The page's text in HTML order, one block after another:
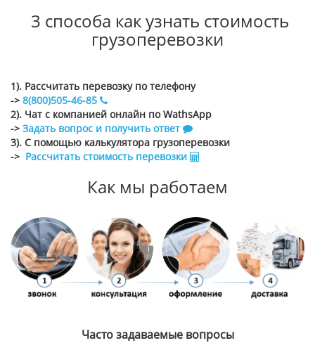
3 способа как узнать стоимость
грузоперевозки
1). Рассчитать перевозку по телефону
-> 8(800)505-46-85
2). Чат с компанией онлайн по WathsApp
-> Задать вопрос и получить ответ
3). С помощью калькулятора грузоперевозки
-> Рассчитать стоимость перевозки
Как мы работаем
Часто задаваемые вопросы